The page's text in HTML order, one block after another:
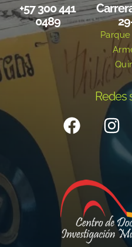
+57 300 441
0489
Redes